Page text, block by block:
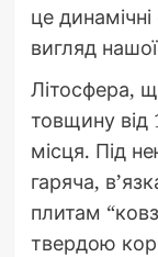
це
вигляд
Літосфера,
товщину від
місця. Під
гаряча,
плитам
твердою